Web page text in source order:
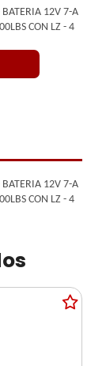
BATERIA 12V 7-A
CON LZ - 4
BATERIA 12V 7-A
CON LZ - 4